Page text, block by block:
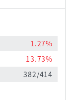
1.27%
13.73%
382/414